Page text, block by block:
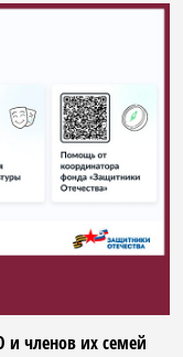
и членов их семей